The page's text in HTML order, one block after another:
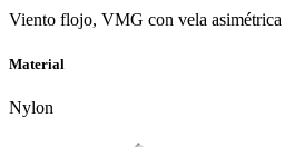
Viento flojo, VMG con vela asimétrica
Material
Nylon